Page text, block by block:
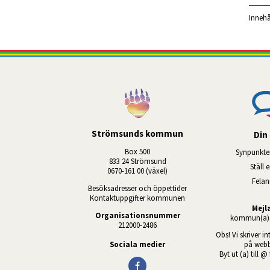
Strömsunds kommun
Box 500
833 24 Strömsund
0670-161 00 (växel)
Besöksadresser och öppettider
Kontaktuppgifter kommunen
Organisationsnummer
212000-2486
Sociala medier
Din
Ställ
Obs! Vi skriver
på
Byt ut (a) till